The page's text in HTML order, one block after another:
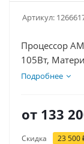
Артикул:
Процессор
105Вт,
Видеокарта
Подробнее
от 133
Скидка 23 500